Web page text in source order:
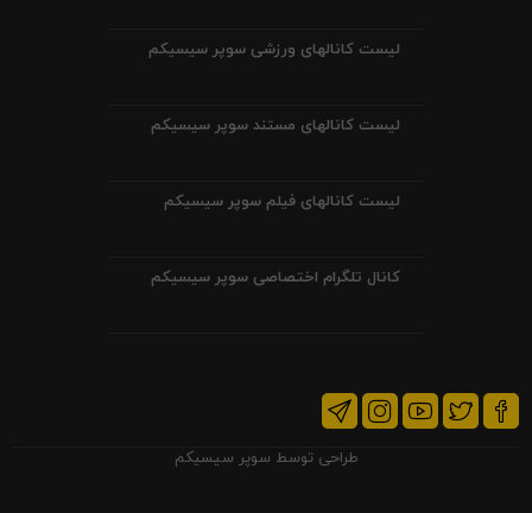
لیست کانالهای ورزشی سوپر سیسیکم
لیست کانالهای مستند سوپر سیسیکم
لیست کانالهای فیلم سوپر سیسیکم
کانال تلگرام اختصاصی سوپر سیسیکم
طراحی توسط سوپر سیسیکم